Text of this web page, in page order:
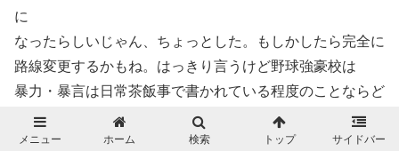
に
なったらしいじゃん、ちょっとした。もしかしたら完全に
路線変更するかもね。はっきり言うけど野球強豪校は
暴力・暴言は日常茶飯事で書かれている程度のことならど
こでも
あるよ。とくに現スタッフは結果が最近伴っていないから
メニュー ホーム 検索 トップ サイドバー